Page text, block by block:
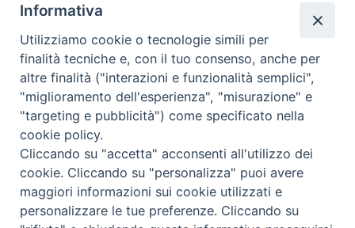
CURIA DIOCESANA
Via Episcopio, 15
89852 MILETO (VV)
Telefono: 0963.338 080
em@il:
curia@diocesimileto.it
ORARIO APERTURA
Mercoledì e Sabato
dalle 10.00 alle 12.30
Informativa
Utilizziamo cookie o tecnologie simili per
finalità tecniche e, con il tuo consenso, anche per
altre finalità ("interazioni e funzionalità semplici",
"miglioramento dell'esperienza", "misurazione" e
"targeting e pubblicità") come specificato nella
cookie policy.
Cliccando su "accetta" acconsenti all'utilizzo dei
cookie. Cliccando su "personalizza" puoi avere
maggiori informazioni sui cookie utilizzati e
personalizzare le tue preferenze. Cliccando su